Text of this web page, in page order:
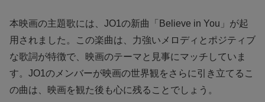
本映画の主題歌には、JO1の新曲「Believe in You」が起
用されました。この楽曲は、力強いメロディとポジティブ
な歌詞が特徴で、映画のテーマと見事にマッチしていま
す。JO1のメンバーが映画の世界観をさらに引き立てるこ
の曲は、映画を観た後も心に残ることでしょう。